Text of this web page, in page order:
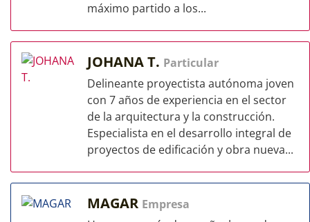
máximo partido a los...
JOHANA T. Particular
Delineante proyectista autónoma joven
con 7 años de experiencia en el sector
de la arquitectura y la construcción.
Especialista en el desarrollo integral de
proyectos de edificación y obra nueva...
MAGAR Empresa